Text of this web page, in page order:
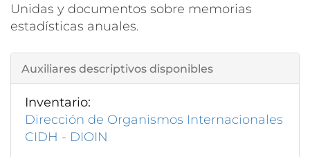
Unidas y documentos sobre memorias
estadísticas anuales.
Auxiliares descriptivos disponibles
Inventario:
Dirección de Organismos Internacionales
CIDH - DIOIN